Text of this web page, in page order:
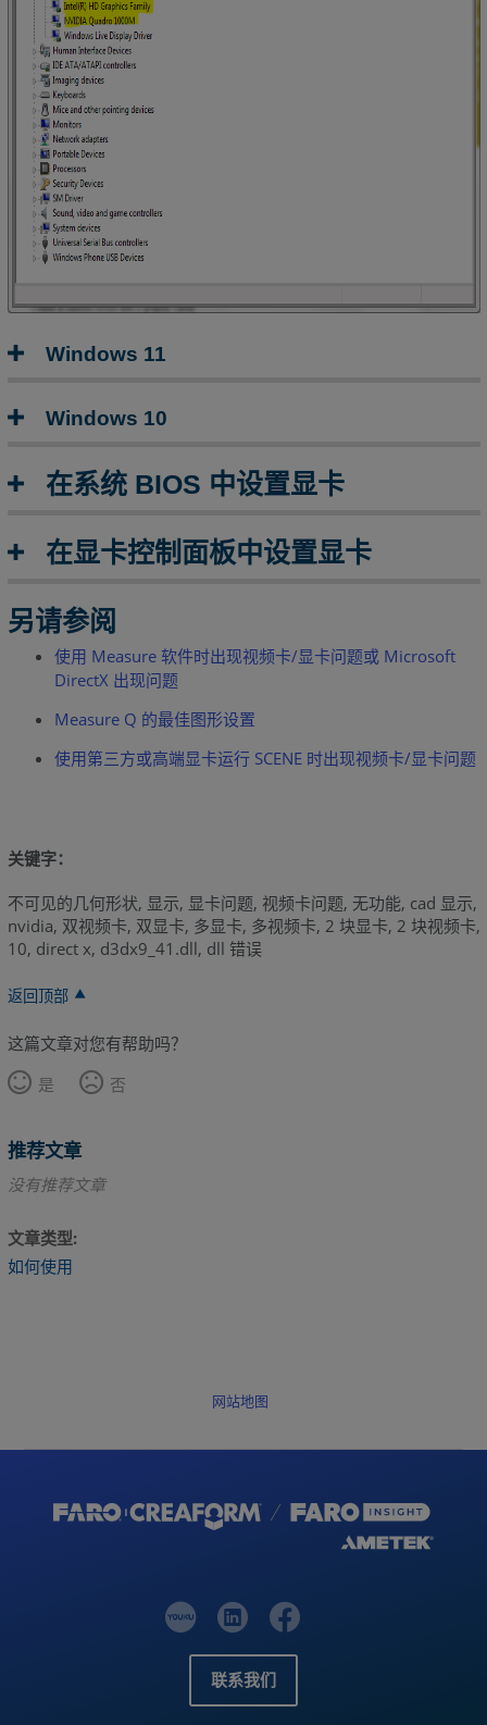
本
电
脑：
Windows
10
动
到
BIOS
显
控
板
设
置
卡
请
参
阅
Windows 11
Windows 10
在系统 BIOS 中设置显卡
在显卡控制面板中设置显卡
另请参阅
使用 Measure 软件时出现视频卡/显卡问题或 Microsoft
DirectX 出现问题
Measure Q 的最佳图形设置
使用第三方或高端显卡运行 SCENE 时出现视频卡/显卡问题
关键字：
不可见的几何形状, 显示, 显卡问题, 视频卡问题, 无功能, cad 显示,
nvidia, 双视频卡, 双显卡, 多显卡, 多视频卡, 2 块显卡, 2 块视频卡,
10, direct x, d3dx9_41.dll, dll 错误
返回顶部
这篇文章对您有帮助吗？
是
否
推荐文章
没有推荐文章
文章类型
如何使用
网站地图
联系我们